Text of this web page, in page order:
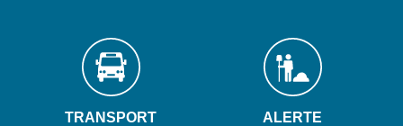
TRANSPORT
ALERTE